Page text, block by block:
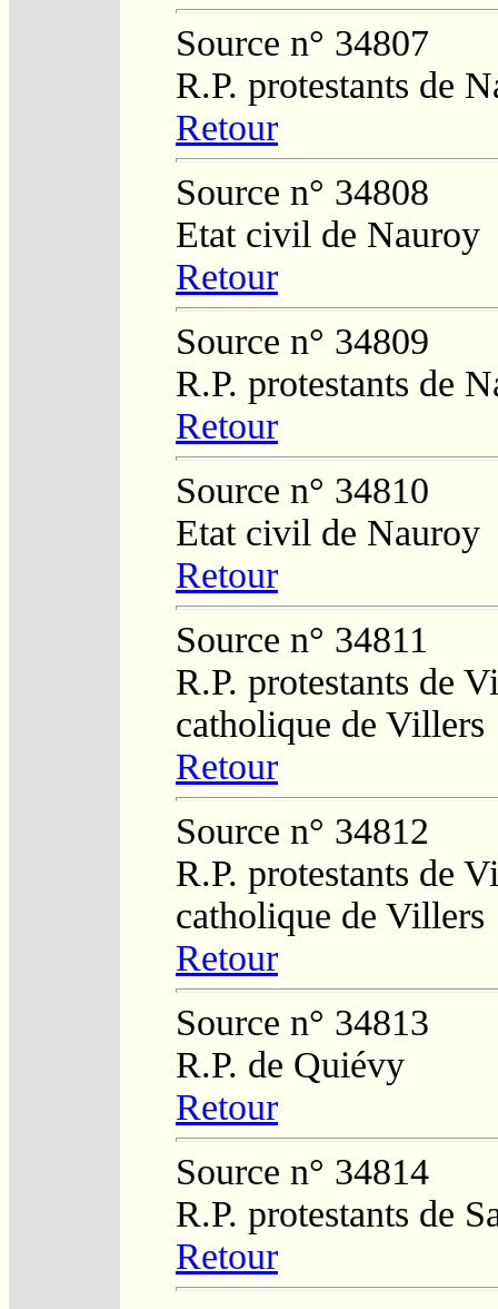
Source n° 34807
R.P. protestants de
Retour
Source n° 34808
Etat civil de Nauroy
Retour
Source n° 34809
R.P. protestants de
Retour
Source n° 34810
Etat civil de Nauroy
Retour
Source n° 34811
R.P. protestants de
catholique de Villers
Retour
Source n° 34812
R.P. protestants de
catholique de Villers
Retour
Source n° 34813
R.P. de Quiévy
Retour
Source n° 34814
R.P. protestants de
Retour